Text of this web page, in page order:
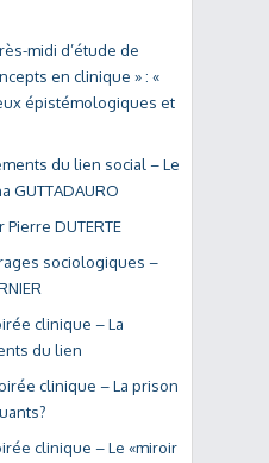
midi d’étude de
en clinique » : «
épistémologiques et
du lien social – Le
GUTTADAURO
DUTERTE
sociologiques –
clinique – La
du lien
clinique – La prison
clinique – Le «miroir